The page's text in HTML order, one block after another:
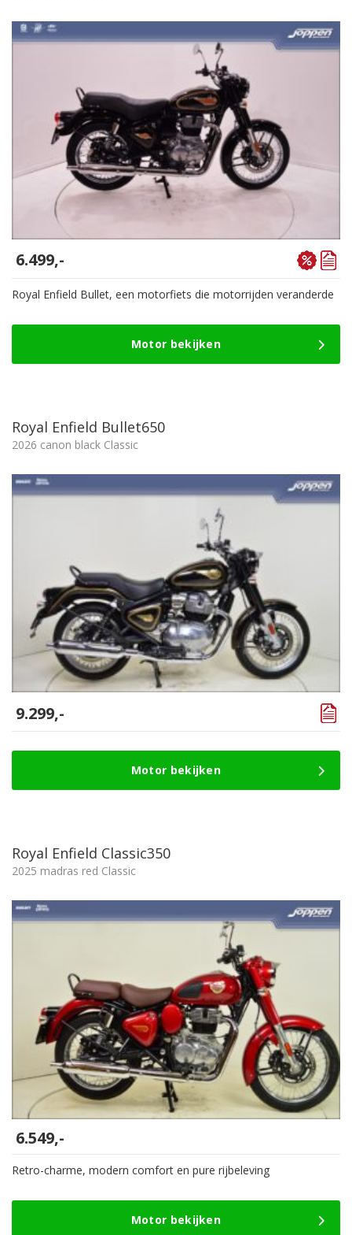
6.499,-
Royal Enfield Bullet, een motorfiets die motorrijden veranderde
Motor bekijken
Royal Enfield Bullet650
2026 canon black Classic
9.299,-
Motor bekijken
Royal Enfield Classic350
2025 madras red Classic
6.549,-
Retro-charme, modern comfort en pure rijbeleving
Motor bekijken